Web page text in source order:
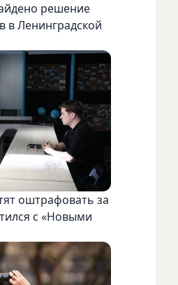
решение
в Ленинградской
оштрафовать за
с «Новыми